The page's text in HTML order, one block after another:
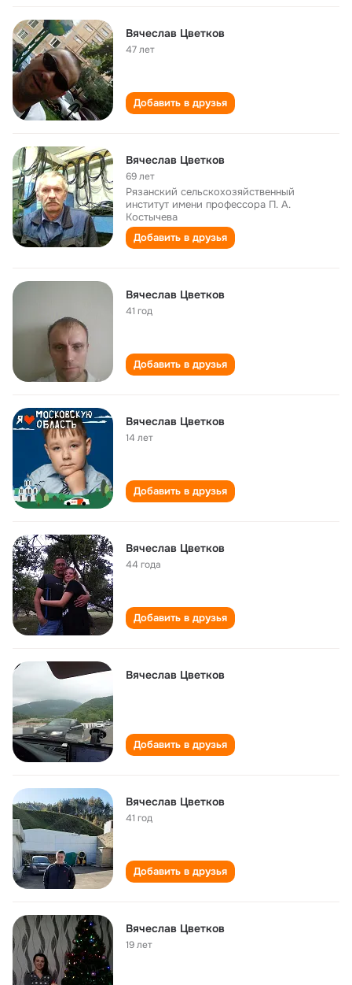
Вячеслав Цветков
47 лет
Добавить в друзья
Вячеслав Цветков
69 лет
Рязанский сельскохозяйственный
институт имени профессора П. А.
Костычева
Добавить в друзья
Вячеслав Цветков
41 год
Добавить в друзья
Вячеслав Цветков
14 лет
Добавить в друзья
Вячеслав Цветков
44 года
Добавить в друзья
Вячеслав Цветков
Добавить в друзья
Вячеслав Цветков
41 год
Добавить в друзья
Вячеслав Цветков
19 лет